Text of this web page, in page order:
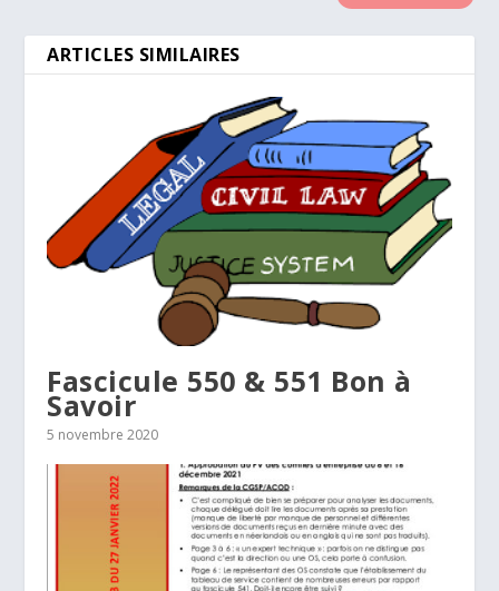
ARTICLES SIMILAIRES
Fascicule 550 & 551 Bon à
Savoir
5 novembre 2020